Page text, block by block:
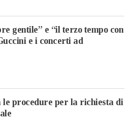
gentile” e “il terzo tempo con
e i concerti ad
le procedure per la richiesta di